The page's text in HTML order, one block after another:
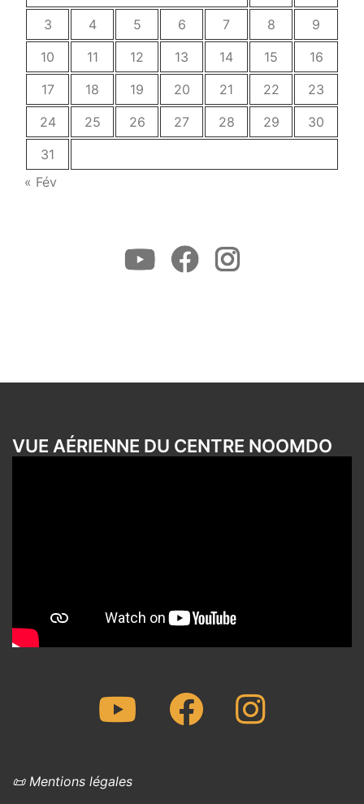
3
4 5 6 7 8
9
10
11 12 13 14 15
16
17
18 19 20 21 22
23
24
25 26 27 28 29
30
31
« Fév
Youtube FacebookInstagram
VUE AÉRIENNE DU CENTRE NOOMDO
Youtube FacebookInstagram
📜 Mentions légales